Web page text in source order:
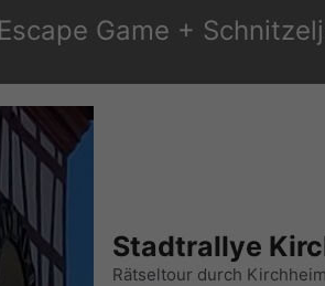
Game +
Stadtrallye
Rätseltour durch